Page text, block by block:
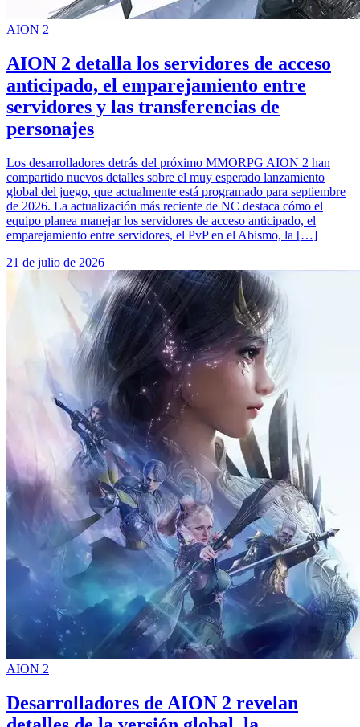
AION 2
AION 2 detalla los servidores de acceso
anticipado, el emparejamiento entre
servidores y las transferencias de
personajes
Los desarrolladores detrás del próximo MMORPG AION 2 han
compartido nuevos detalles sobre el muy esperado lanzamiento
global del juego, que actualmente está programado para septiembre
de 2026. La actualización más reciente de NC destaca cómo el
equipo planea manejar los servidores de acceso anticipado, el
emparejamiento entre servidores, el PvP en el Abismo, la […]
21 de julio de 2026
AION 2
Desarrolladores de AION 2 revelan